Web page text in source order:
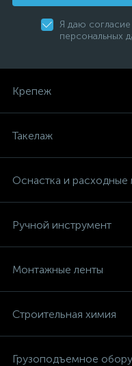
Я даю
персональных
Крепеж
Такелаж
Оснастка и расходные
Ручной инструмент
Монтажные ленты
Строительная химия
Грузоподъемное